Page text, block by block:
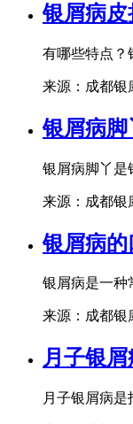
银屑病皮
有哪些特点？
来源：成都
银屑病脚
银屑病脚丫是
来源：成都
银屑病
银屑病是一种
来源：成都
月子银屑
月子银屑病